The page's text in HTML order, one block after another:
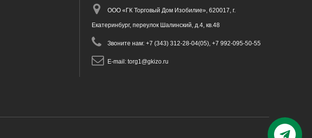
ООО «ГК Торговый Дом Изобилие», 620017, г.
Екатеринбург, переулок Шалинский, д.4, кв.48
Звоните нам: +7 (343) 312-28-04(05), +7 992-095-50-55
E-mail: torg1@gkizo.ru